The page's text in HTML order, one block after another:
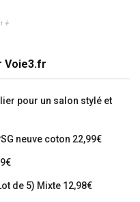
Voie3.fr
pour un salon stylé et
neuve coton 22,99€
de 5) Mixte 12,98€